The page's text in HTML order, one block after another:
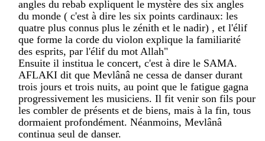
angles du rebab expliquent le mystère des six angles
du monde ( c'est à dire les six points cardinaux: les
quatre plus connus plus le zénith et le nadir) , et l'élif
que forme la corde du violon explique la familiarité
des esprits, par l'élif du mot Allah"
Ensuite il institua le concert, c'est à dire le SAMA.
AFLAKI dit que Mevlânâ ne cessa de danser durant
trois jours et trois nuits, au point que le fatigue gagna
progressivement les musiciens. Il fit venir son fils pour
les combler de présents et de biens, mais à la fin, tous
dormaient profondément. Néanmoins, Mevlânâ
continua seul de danser.